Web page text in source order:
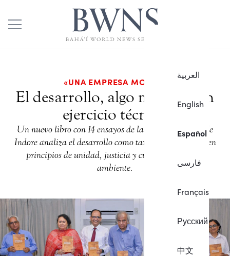
العربية
English
Español
فارسی
Français
Русский
中文
«UNA EMPRESA MORAL»
El desarrollo, algo más que un
ejercicio técnico
Un nuevo libro con 14 ensayos de la Cátedra Bahá’í de
Indore analiza el desarrollo como tarea moral basada en
principios de unidad, justicia y cuidado del medio
ambiente.